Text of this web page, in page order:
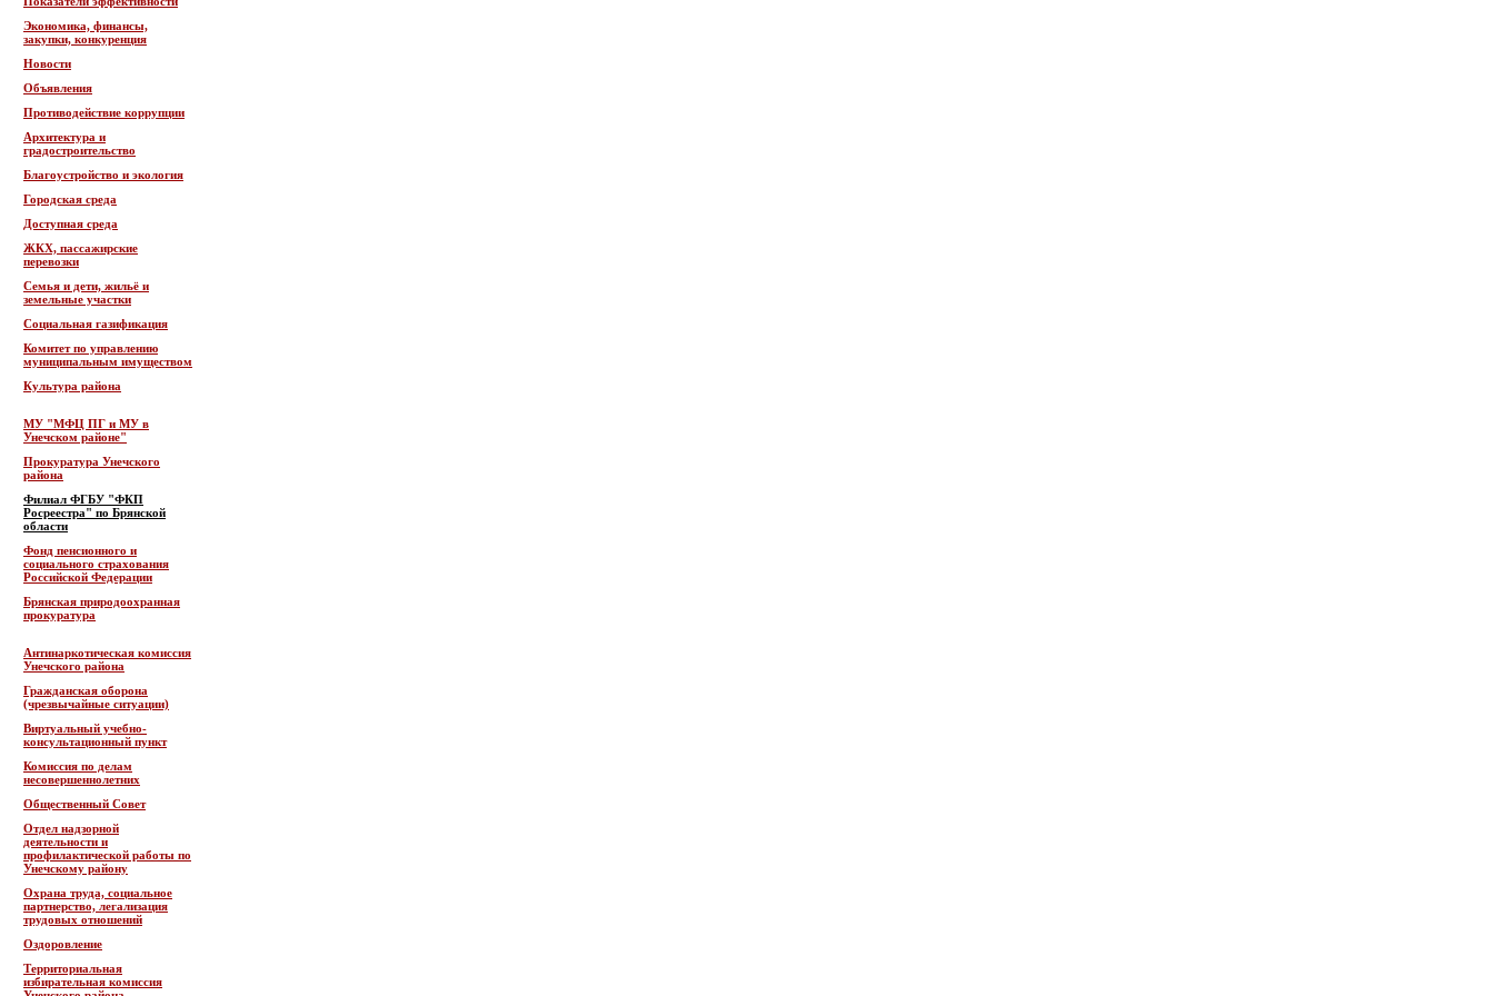
Экономика, финансы,
закупки, конкуренция
Новости
Объявления
Противодействие коррупции
Архитектура и
градостроительство
Благоустройство и экология
Городская среда
Доступная среда
ЖКХ, пассажирские
перевозки
Семья и дети, жильё и
земельные участки
Социальная газификация
Комитет по управлению
муниципальным имуществом
Культура района
МУ "МФЦ ПГ и МУ в
Унечском районе"
Прокуратура Унечского
района
Филиал ФГБУ "ФКП
Росреестра" по Брянской
области
Фонд пенсионного и
социального страхования
Российской Федерации
Брянская природоохранная
прокуратура
Антинаркотическая комиссия
Унечского района
Гражданская оборона
(чрезвычайные ситуации)
Виртуальный учебно-
консультационный пункт
Комиссия по делам
несовершеннолетних
Общественный Совет
Отдел надзорной
деятельности и
профилактической работы по
Унечскому району
Охрана труда, социальное
партнерство, легализация
трудовых отношений
Оздоровление
Территориальная
избирательная комиссия